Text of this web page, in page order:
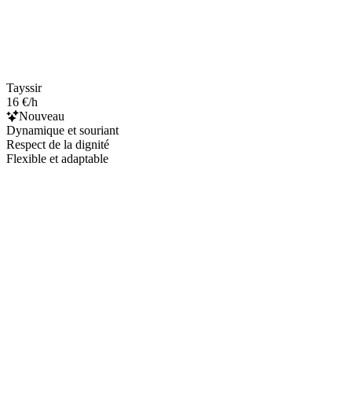
Tayssir
16 €/h
Nouveau
Dynamique et souriant
Respect de la dignité
Flexible et adaptable